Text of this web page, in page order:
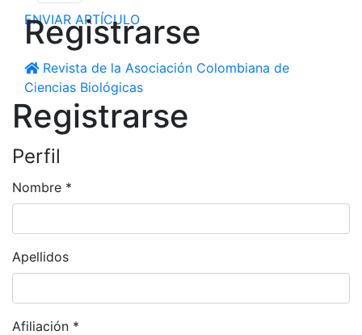
ENVIAR ARTÍCULO
Registrarse
Revista de la Asociación Colombiana de
Ciencias Biológicas
Registrarse
Perfil
Nombre *
Obligatorio
Apellidos
Afiliación *